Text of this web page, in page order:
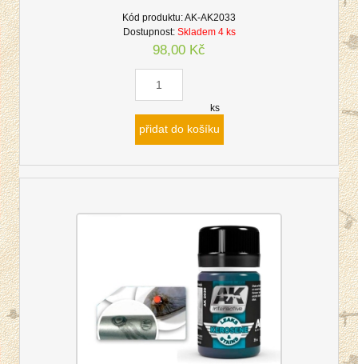
Kód produktu:AK-AK2033
Dostupnost: Skladem 4 ks
98,00 Kč
ks
přidat do košíku